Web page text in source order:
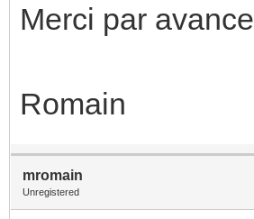
Merci par avance
Romain
mromain
Unregistered